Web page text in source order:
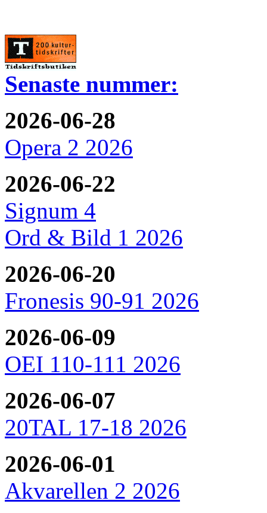
Senaste nummer:
2026-06-28
Opera 2 2026
2026-06-22
Signum 4
Ord & Bild 1 2026
2026-06-20
Fronesis 90-91 2026
2026-06-09
OEI 110-111 2026
2026-06-07
20TAL 17-18 2026
2026-06-01
Akvarellen 2 2026